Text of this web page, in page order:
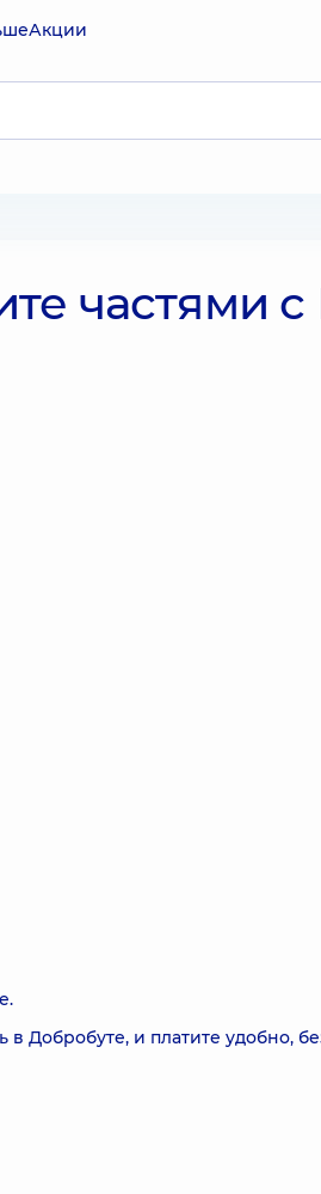
Акции
частями
и платите удобно,